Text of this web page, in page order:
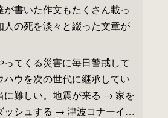
が書いた作文もたくさん載っ
人の死を淡々と綴った文章が
ってくる災害に毎日警戒して
ハウを次の世代に継承してい
に難しい。地震が来る → 家を
ッシュする → 津波コナーイ…